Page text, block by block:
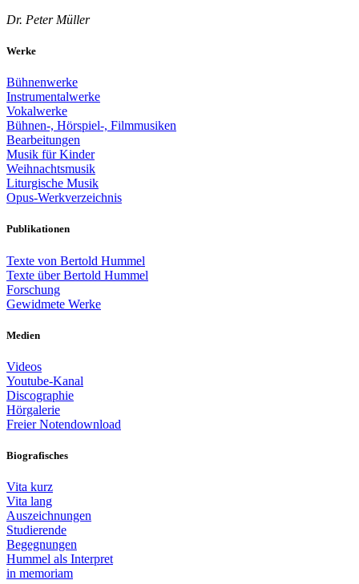
Dr. Peter Müller
Werke
Bühnenwerke
Instrumentalwerke
Vokalwerke
Bühnen-, Hörspiel-, Filmmusiken
Bearbeitungen
Musik für Kinder
Weihnachtsmusik
Liturgische Musik
Opus-Werkverzeichnis
Publikationen
Texte von Bertold Hummel
Texte über Bertold Hummel
Forschung
Gewidmete Werke
Medien
Videos
Youtube-Kanal
Discographie
Hörgalerie
Freier Notendownload
Biografisches
Vita kurz
Vita lang
Auszeichnungen
Studierende
Begegnungen
Hummel als Interpret
in memoriam